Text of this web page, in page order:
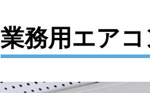
業務用エア